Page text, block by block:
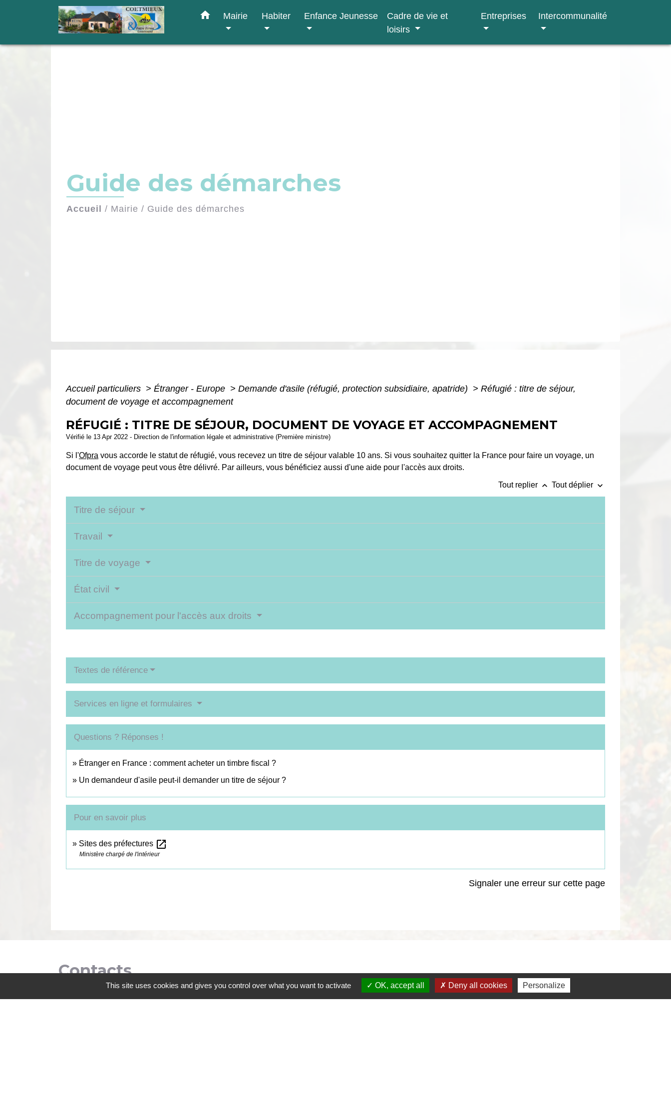
home Mairie Habiter Enfance Jeunesse
Cadre de vie et
loisirs
Entreprises Intercommunalité
Guide des démarches
Accueil / Mairie / Guide des démarches
Accueil particuliers > Étranger - Europe > Demande d'asile (réfugié, protection subsidiaire, apatride) > Réfugié : titre de séjour,
document de voyage et accompagnement
RÉFUGIÉ : TITRE DE SÉJOUR, DOCUMENT DE VOYAGE ET ACCOMPAGNEMENT
Vérifié le 13 Apr 2022 - Direction de l'information légale et administrative (Première ministre)
Si l'Ofpra vous accorde le statut de réfugié, vous recevez un titre de séjour valable 10 ans. Si vous souhaitez quitter la France pour faire un voyage, un
document de voyage peut vous être délivré. Par ailleurs, vous bénéficiez aussi d'une aide pour l'accès aux droits.
Tout replier keyboard_arrow_up Tout déplier keyboard_arrow_down
Titre de séjour
Travail
Titre de voyage
État civil
Accompagnement pour l'accès aux droits
Textes de référence
Services en ligne et formulaires
Questions ? Réponses !
Étranger en France : comment acheter un timbre fiscal ?
Un demandeur d'asile peut-il demander un titre de séjour ?
Pour en savoir plus
Sites des préfectures open_in_new
Ministère chargé de l'intérieur
Signaler une erreur sur cette page
Contacts
This site uses cookies and gives you control over what you want to activate OK, accept all Deny all cookies Personalize